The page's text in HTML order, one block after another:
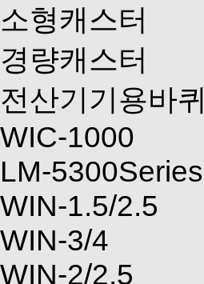
소형캐스터
경량캐스터
전산기기용바퀴
WIC-1000
LM-5300Series
WIN-1.5/2.5
WIN-3/4
WIN-2/2.5